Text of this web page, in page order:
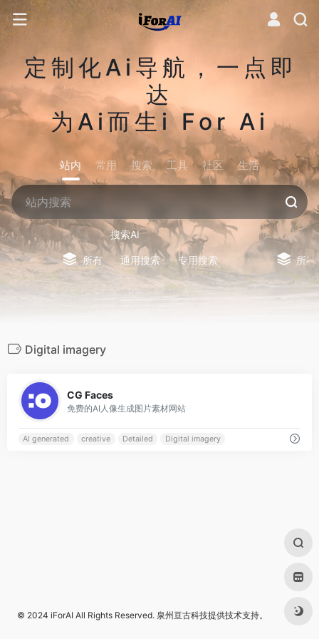
定制化Ai导航，一点即
达
为Ai而生i For Ai
站内 常用 搜索 工具 社区 生活
搜索AI
所有 通用搜索 专用搜索 所有
Digital imagery
CG Faces
免费的AI人像生成图片素材网站
AI generated creative Detailed Digital imagery
© 2024 iForAI All Rights Reserved. 泉州亘古科技提供技术支持。